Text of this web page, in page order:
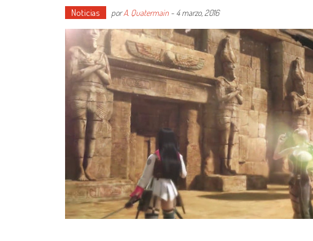
Noticias porA. Quatermain - 4 marzo, 2016